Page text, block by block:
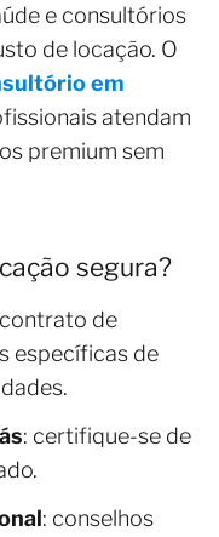
e consultórios
de locação. O
em
atendam
premium sem
segura?
de
específicas de
: certifique-se de
: conselhos